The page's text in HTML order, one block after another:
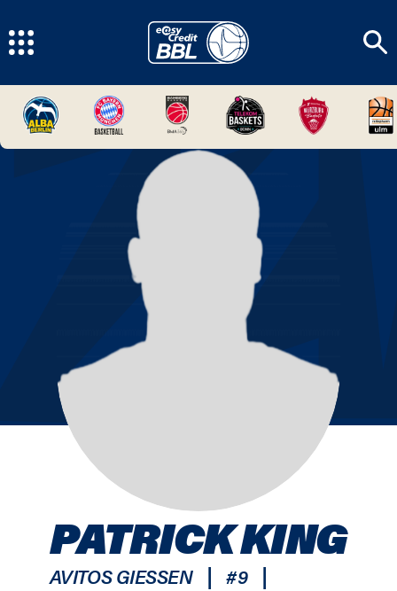
PATRICK KING
AVITOS GIESSEN | #9 |